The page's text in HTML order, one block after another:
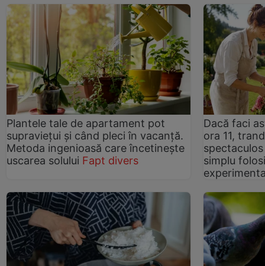
Plantele tale de apartament pot
supraviețui și când pleci în vacanță.
Metoda ingenioasă care încetinește
uscarea solului Fapt divers
Dacă faci
ora 11,
simplu